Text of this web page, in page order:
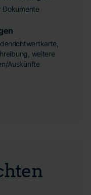
Dokumente
weitere
Auskünfte